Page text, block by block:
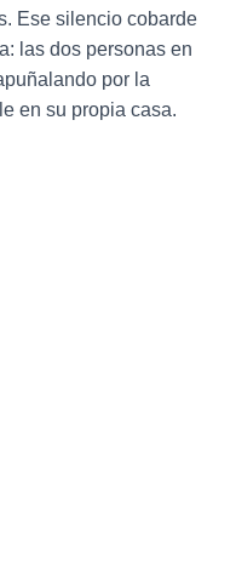
Ese silencio cobarde
las dos personas en
por la
en su propia casa.